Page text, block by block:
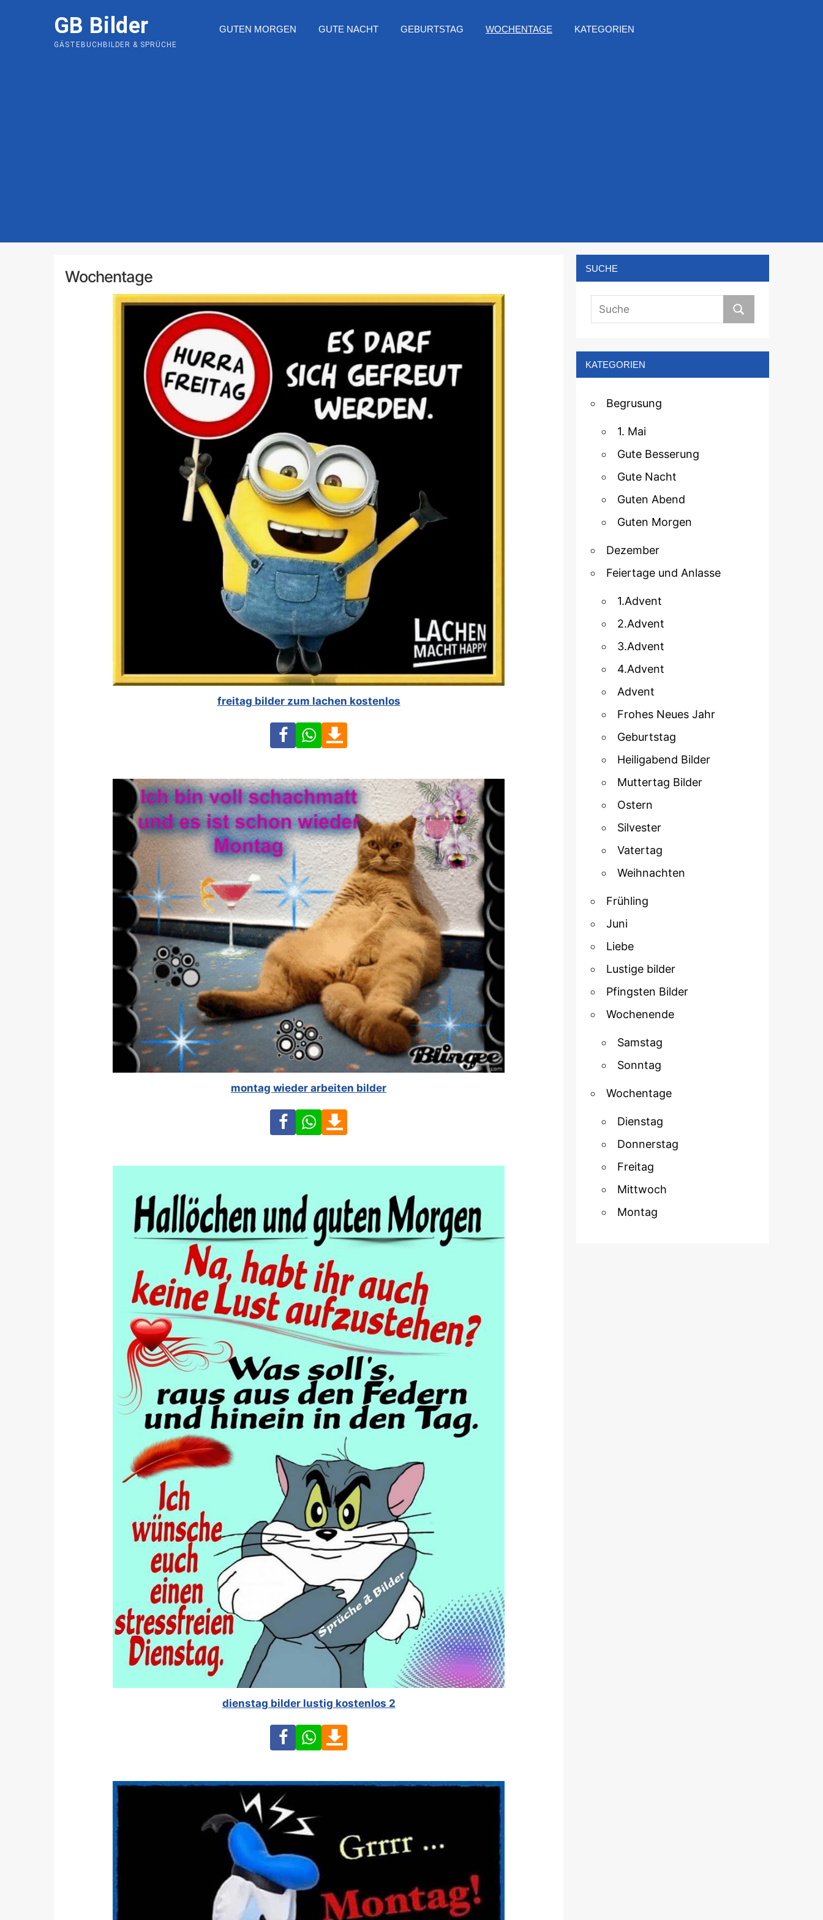
GB Bilder
GÄSTEBUCHBILDER & SPRÜCHE
GUTEN MORGEN GUTE NACHT GEBURTSTAG WOCHENTAGE KATEGORIEN
Wochentage
freitag bilder zum lachen kostenlos
FacebookWhatsApp
montag wieder arbeiten bilder
FacebookWhatsApp
dienstag bilder lustig kostenlos 2
FacebookWhatsApp
SUCHE
KATEGORIEN
Begrusung
1. Mai
Gute Besserung
Gute Nacht
Guten Abend
Guten Morgen
Dezember
Feiertage und Anlasse
1.Advent
2.Advent
3.Advent
4.Advent
Advent
Frohes Neues Jahr
Geburtstag
Heiligabend Bilder
Muttertag Bilder
Ostern
Silvester
Vatertag
Weihnachten
Frühling
Juni
Liebe
Lustige bilder
Pfingsten Bilder
Wochenende
Samstag
Sonntag
Wochentage
Dienstag
Donnerstag
Freitag
Mittwoch
Montag